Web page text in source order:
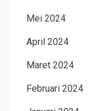
Mei 2024
April 2024
Maret 2024
Februari 2024